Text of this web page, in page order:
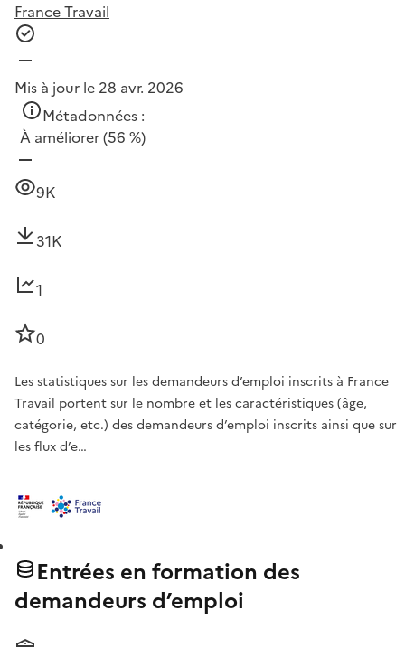
France Travail
Mis à jour le 28 avr. 2026
Métadonnées :
À améliorer(56 %)
9K
31K
1
0
Les statistiques sur les demandeurs d’emploi inscrits à France
Travail portent sur le nombre et les caractéristiques (âge,
catégorie, etc.) des demandeurs d’emploi inscrits ainsi que sur
les flux d’e…
Entrées en formation des
demandeurs d’emploi